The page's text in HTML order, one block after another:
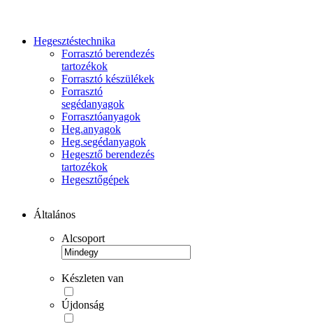
Hegesztéstechnika
Forrasztó berendezés
tartozékok
Forrasztó készülékek
Forrasztó
segédanyagok
Forrasztóanyagok
Heg.anyagok
Heg.segédanyagok
Hegesztő berendezés
tartozékok
Hegesztőgépek
Általános
Alcsoport
Készleten van
Újdonság